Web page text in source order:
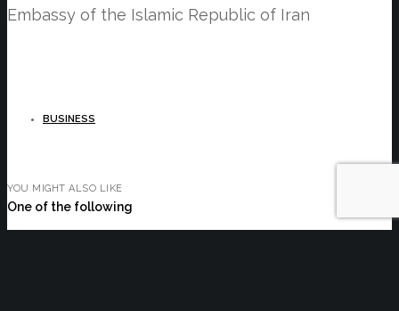
Embassy of the Islamic Republic of Iran
BUSINESS
YOU MIGHT ALSO LIKE
One of the following